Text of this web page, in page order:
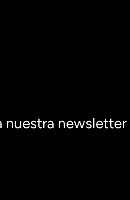
nuestra newsletter